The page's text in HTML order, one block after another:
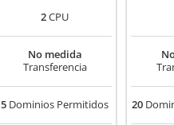
2CPU
No medida
Transferencia
5 Dominios Permitidos 20